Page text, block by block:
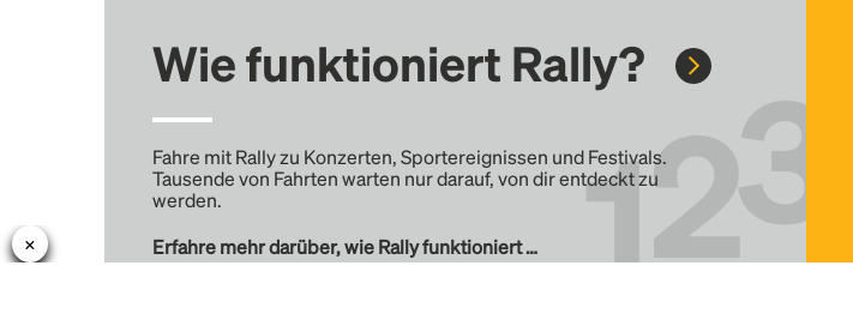
Wie funktioniert Rally?
Fahre mit Rally zu Konzerten, Sportereignissen und Festivals.
Tausende von Fahrten warten nur darauf, von dir entdeckt zu
werden.
Erfahre mehr darüber, wie Rally funktioniert …